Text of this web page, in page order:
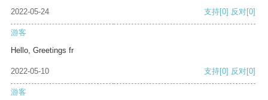
2022-05-24 支持[0] 反对[0]
游客
Hello, Greetings fr
2022-05-10 支持[0] 反对[0]
游客